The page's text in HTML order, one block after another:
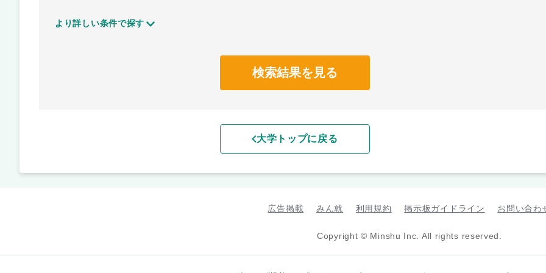
より詳しい条件で探す
検索結果を見る
大学トップに戻る
広告掲載 みん就 利用規約 掲示板ガイドライン お問い合わ
Copyright © Minshu Inc. All rights reserved.